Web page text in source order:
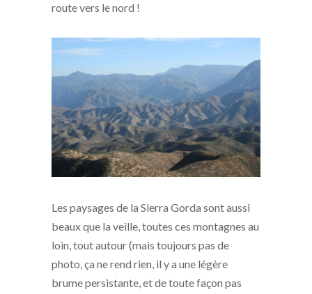
route vers le nord !
Les paysages de la Sierra Gorda sont aussi
beaux que la veille, toutes ces montagnes au
loin, tout autour (mais toujours pas de
photo, ça ne rend rien, il y a une légère
brume persistante, et de toute façon pas